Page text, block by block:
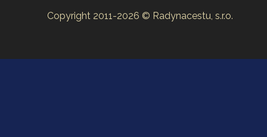
Copyright 2011-2026 © Radynacestu, s.r.o.